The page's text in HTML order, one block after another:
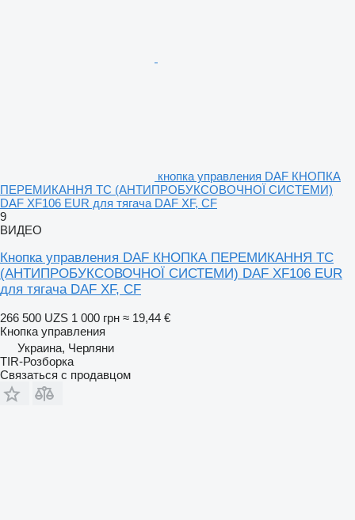
кнопка управления DAF КНОПКА
ПЕРЕМИКАННЯ TC (АНТИПРОБУКСОВОЧНОЇ СИСТЕМИ)
DAF XF106 EUR для тягача DAF XF, CF
9
ВИДЕО
Кнопка управления DAF КНОПКА ПЕРЕМИКАННЯ TC
(АНТИПРОБУКСОВОЧНОЇ СИСТЕМИ) DAF XF106 EUR
для тягача DAF XF, CF
266 500 UZS 1 000 грн ≈ 19,44 €
Кнопка управления
Украина, Черляни
TIR-Розборка
Связаться с продавцом